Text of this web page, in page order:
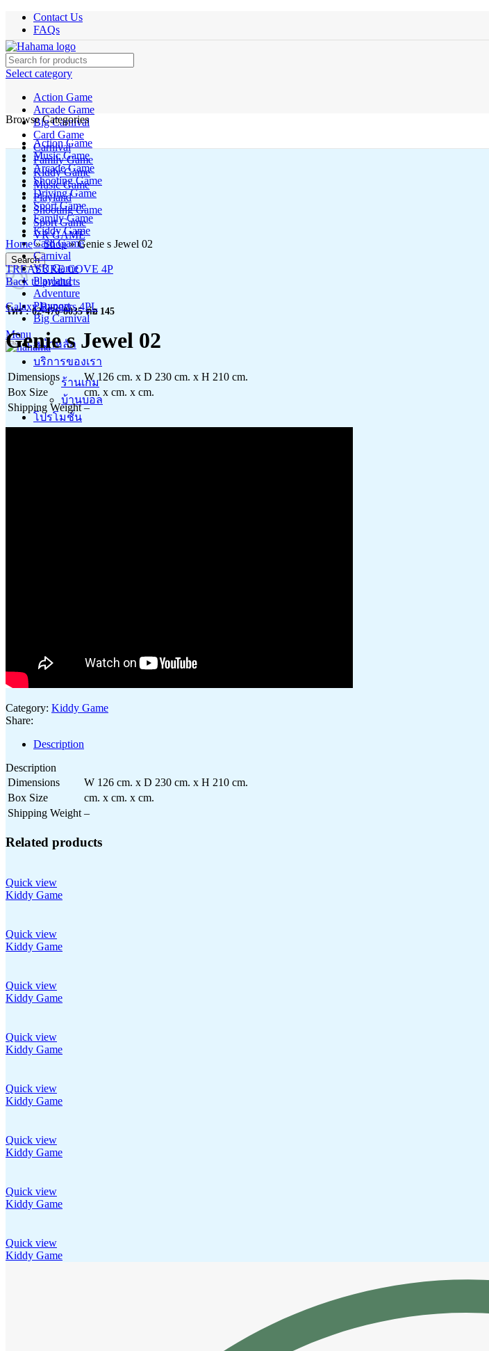
Contact Us
FAQs
Select category
Action Game
Arcade Game
Big Carnival
Card Game
Carnival
Family Game
Kiddy Game
Music Game
Playland
Shooting Game
Sport Game
VR GAME
Search
โทร : 02-476-8035 ต่อ 145
Menu
Browse Categories
Action Game
Music Game
Arcade Game
Shooting Game
Driving Game
Sport Game
Family Game
Kiddy Game
Card Game
Carnival
VR Game
Playland
Adventure
Playport
Big Carnival
หน้าหลัก
บริการของเรา
ร้านเกม
บ้านบอล
โปรโมชั่น
Click to enlarge
Home»Shop»Genie s Jewel 02
TREASURE COVE 4P
Back to products
Galaxy Rangers 4PL
Genie s Jewel 02
Dimensions
W 126 cm. x D 230 cm. x H 210 cm.
Box Size
cm. x cm. x cm.
Shipping Weight –
Category: Kiddy Game
Share:
Description
Description
Dimensions
W 126 cm. x D 230 cm. x H 210 cm.
Box Size
cm. x cm. x cm.
Shipping Weight –
Related products
Quick view
Kiddy Game
Quick view
Kiddy Game
Quick view
Kiddy Game
Quick view
Kiddy Game
Quick view
Kiddy Game
Quick view
Kiddy Game
Quick view
Kiddy Game
Quick view
Kiddy Game